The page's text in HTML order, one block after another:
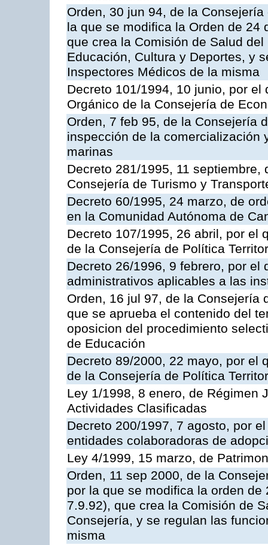
Orden, 30 jun 94, de la
la que se modifica la Orden de 24
que crea la Comisión de Salud
Educación, Cultura y Deportes, y
Inspectores Médicos de la misma
Decreto 101/1994, 10 junio, por
Orgánico de la Consejería de
Orden, 7 feb 95, de la Consejería
inspección de la comercialización
marinas
Decreto 281/1995, 11
Consejería de Turismo y
Decreto 60/1995, 24 marzo, de
en la Comunidad Autónoma de
Decreto 107/1995, 26 abril, por el
de la Consejería de Política
Decreto 26/1996, 9 febrero, por
administrativos aplicables a las
Orden, 16 jul 97, de la Consejería
que se aprueba el contenido del
oposicion del procedimiento
de Educación
Decreto 89/2000, 22 mayo, por el
de la Consejería de Política
Ley 1/1998, 8 enero, de Régimen
Actividades Clasificadas
Decreto 200/1997, 7 agosto, por
entidades colaboradoras de
Ley 4/1999, 15 marzo, de
Orden, 11 sep 2000, de la
por la que se modifica la orden
7.9.92), que crea la Comisión de
Consejería, y se regulan las
misma